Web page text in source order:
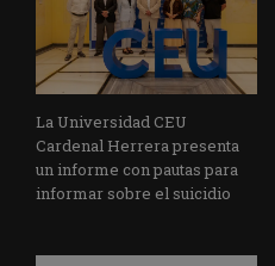
La Universidad CEU
Cardenal Herrera presenta
un informe con pautas para
informar sobre el suicidio